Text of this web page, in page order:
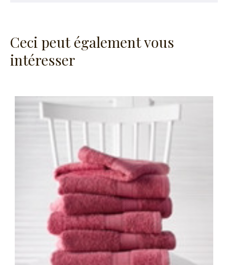
Ceci peut également vous
intéresser